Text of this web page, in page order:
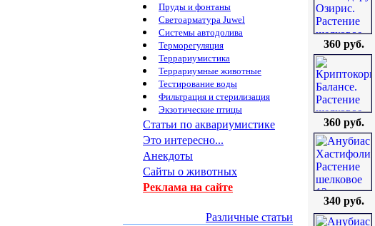
Пруды и фонтаны
Светоарматура Juwel
Системы автодолива
Терморегуляция
Террариумистика
Террариумные животные
Тестирование воды
Фильтрация и стерилизация
Экзотические птицы
Статьи по аквариумистике
Это интересно...
Анекдоты
Сайты о животных
Реклама на сайте
Различные статьи
360 руб.
360 руб.
340 руб.